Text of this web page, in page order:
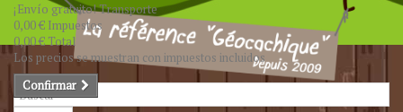
¡Envío gratuito!Transporte
0,00 € Impuestos
0,00 €Total
Los precios se muestran con impuestos incluidos
Confirmar